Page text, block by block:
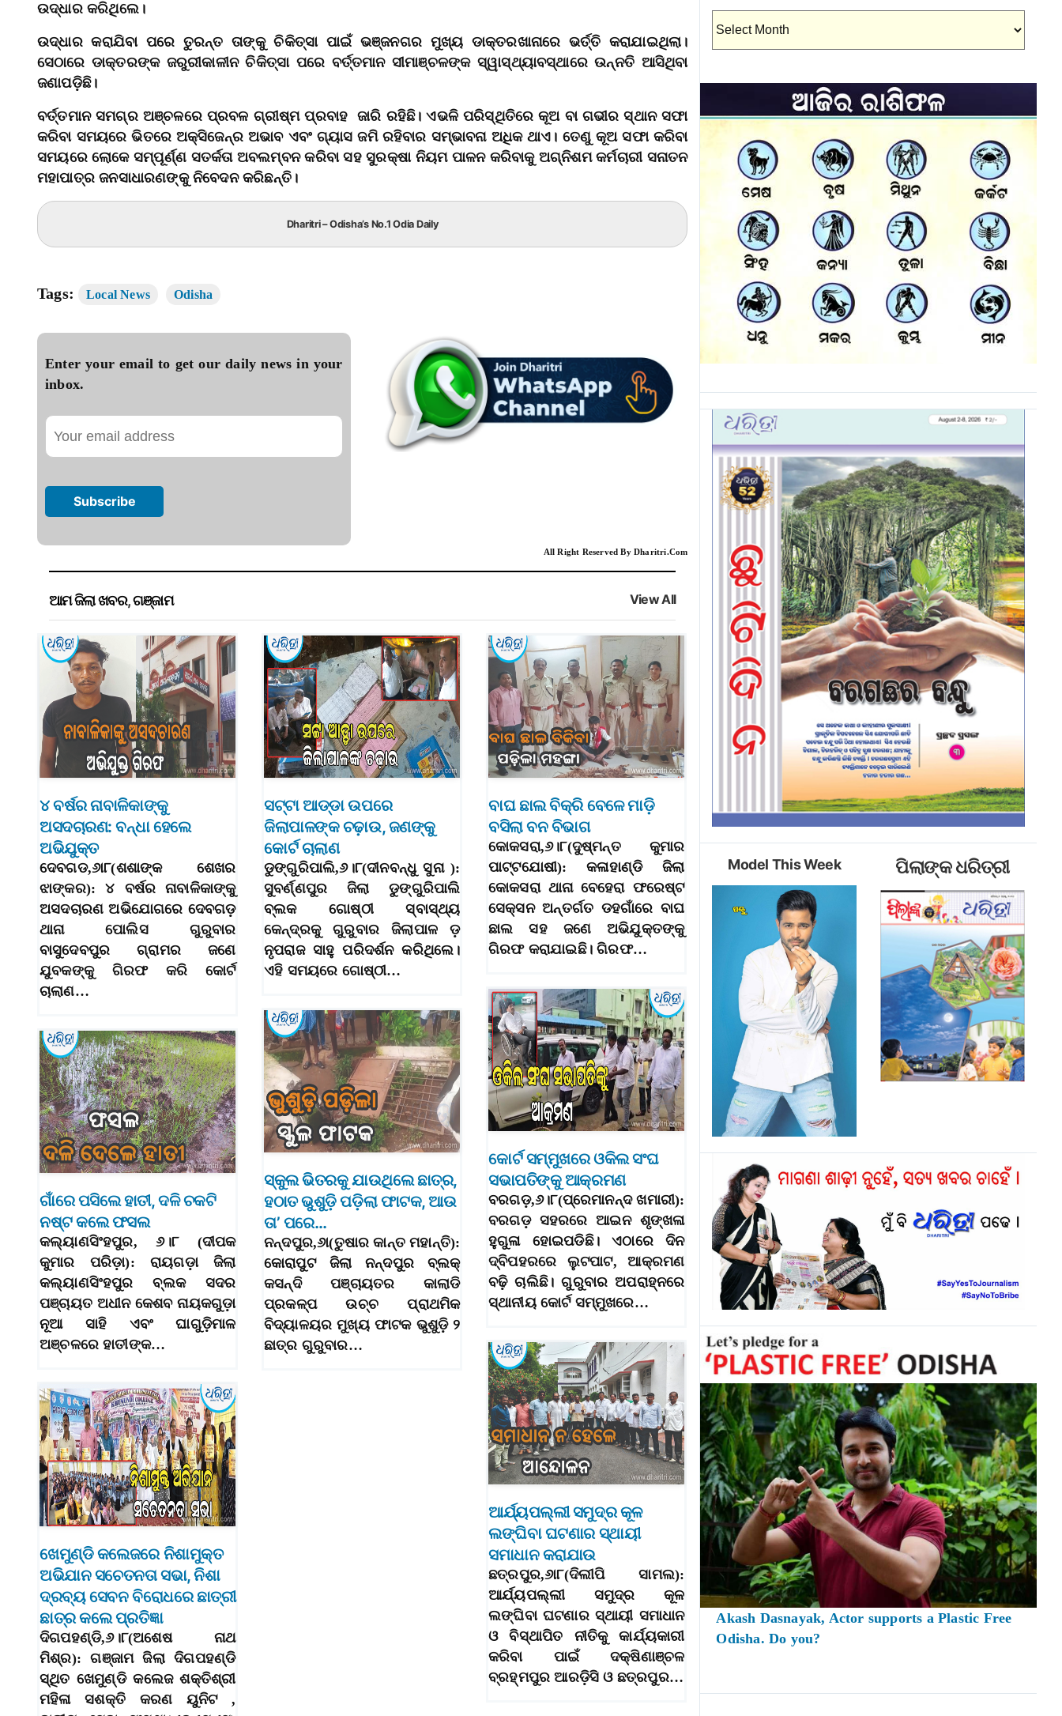
ଉଦ୍ଧାର କରିଥିଲେ।
ଉଦ୍ଧାର କରାଯିବା ପରେ ତୁରନ୍ତ ତାଙ୍କୁ ଚିକିତ୍ସା ପାଇଁ ଭଞ୍ଜନଗର ମୁଖ୍ୟ ଡାକ୍ତରଖାନାରେ ଭର୍ତ୍ତି କରାଯାଇଥିଲା।
ସେଠାରେ ଡାକ୍ତରଙ୍କ ଜରୁରୀକାଳୀନ ଚିକିତ୍ସା ପରେ ବର୍ତ୍ତମାନ ସୀମାଞ୍ଚଳଙ୍କ ସ୍ୱାସ୍ଥ୍ୟାବସ୍ଥାରେ ଉନ୍ନତି ଆସିଥିବା
ଜଣାପଡ଼ିଛି।
ବର୍ତ୍ତମାନ ସମଗ୍ର ଅଞ୍ଚଳରେ ପ୍ରବଳ ଗ୍ରୀଷ୍ମ ପ୍ରବାହ ଜାରି ରହିଛି। ଏଭଳି ପରିସ୍ଥିତିରେ କୂଅ ବା ଗଭୀର ସ୍ଥାନ ସଫା
କରିବା ସମୟରେ ଭିତରେ ଅକ୍ସିଜେନ୍‌ର ଅଭାବ ଏବଂ ଗ୍ୟାସ ଜମି ରହିବାର ସମ୍ଭାବନା ଅଧିକ ଥାଏ। ତେଣୁ କୂଅ ସଫା କରିବା
ସମୟରେ ଲୋକେ ସମ୍ପୂର୍ଣ୍ଣ ସତର୍କତା ଅବଲମ୍ବନ କରିବା ସହ ସୁରକ୍ଷା ନିୟମ ପାଳନ କରିବାକୁ ଅଗ୍ନିଶମ କର୍ମଚାରୀ ସନାତନ
ମହାପାତ୍ର ଜନସାଧାରଣଙ୍କୁ ନିବେଦନ କରିଛନ୍ତି।
Dharitri – Odisha’s No.1 Odia Daily
Tags: Local News Odisha
Enter your email to get our daily news in your
inbox.
All Right Reserved By Dharitri.Com
ଆମ ଜିଲା ଖବର,ଗଞ୍ଜାମ View All
୪ ବର୍ଷର ନାବାଳିକାଙ୍କୁ
ଅସଦଚାରଣ: ବନ୍ଧା ହେଲେ
ଅଭିଯୁକ୍ତ
ଦେବଗଡ,୬ା୮(ଶଶାଙ୍କ ଶେଖର
ଝାଙ୍କର): ୪ ବର୍ଷର ନାବାଳିକାଙ୍କୁ
ଅସଦଚାରଣ ଅଭିଯୋଗରେ ଦେବଗଡ଼
ଥାନା ପୋଲିସ ଗୁରୁବାର
ବାସୁଦେବପୁର ଗ୍ରାମର ଜଣେ
ଯୁବକଙ୍କୁ ଗିରଫ କରି କୋର୍ଟ
ଚାଲାଣ…
ସଟ୍ଟା ଆଡ୍ଡା ଉପରେ
ଜିଲାପାଳଙ୍କ ଚଢ଼ାଉ, ଜଣଙ୍କୁ
କୋର୍ଟ ଚାଲାଣ
ଡୁଙ୍ଗୁରିପାଲି,୬।୮(ଦୀନବନ୍ଧୁ ସୁନା ):
ସୁବର୍ଣ୍ଣପୁର ଜିଲା ଡୁଙ୍ଗୁରିପାଲି
ବ୍ଲକ ଗୋଷ୍ଠୀ ସ୍ବାସ୍ଥ୍ୟ
କେନ୍ଦ୍ରକୁ ଗୁରୁବାର ଜିଲାପାଳ ଡ଼
ନୃପରାଜ ସାହୁ ପରିଦର୍ଶନ କରିଥିଲେ।
ଏହି ସମୟରେ ଗୋଷ୍ଠୀ…
ବାଘ ଛାଲ ବିକ୍ରି ବେଳେ ମାଡ଼ି
ବସିଲା ବନ ବିଭାଗ
କୋକସରା,୬।୮(ଦୁଷ୍ମନ୍ତ କୁମାର
ପାଟ୍ଟଯୋଷୀ): କଳାହାଣ୍ଡି ଜିଲା
କୋକସରା ଥାନା ବେହେରା ଫରେଷ୍ଟ
ସେକ୍ସନ ଅନ୍ତର୍ଗତ ଡହଗାଁରେ ବାଘ
ଛାଲ ସହ ଜଣେ ଅଭିଯୁକ୍ତଙ୍କୁ
ଗିରଫ କରାଯାଇଛି। ଗିରଫ…
କୋର୍ଟ ସମ୍ମୁଖରେ ଓକିଲ ସଂଘ
ସଭାପତିଙ୍କୁ ଆକ୍ରମଣ
ବରଗଡ଼,୬।୮(ପ୍ରେମାନନ୍ଦ ଖମାରୀ):
ବରଗଡ଼ ସହରରେ ଆଇନ ଶୃଙ୍ଖଳା
ହୁଗୁଳା ହୋଇପଡିଛି। ଏଠାରେ ଦିନ
ଦ୍ବିପହରରେ ଲୁଟପାଟ, ଆକ୍ରମଣ
ବଢ଼ି ଚାଲିଛି। ଗୁରୁବାର ଅପରାହ୍ନରେ
ସ୍ଥାନୀୟ କୋର୍ଟ ସମ୍ମୁଖରେ…
ସ୍କୁଲ ଭିତରକୁ ଯାଉଥିଲେ ଛାତ୍ର,
ହଠାତ ଭୁଶୁଡ଼ି ପଡ଼ିଲା ଫାଟକ, ଆଉ
ତା’ ପରେ…
ନନ୍ଦପୁର,୬ା(ତୁଷାର କାନ୍ତ ମହାନ୍ତି):
କୋରାପୁଟ ଜିଲା ନନ୍ଦପୁର ବ୍ଲକ୍‌
କସନ୍ଦି ପଞ୍ଚାୟତର କାଲାଡି
ପ୍ରକଳ୍ପ ଉଚ୍ଚ ପ୍ରାଥମିକ
ବିଦ୍ୟାଳୟର ମୁଖ୍ୟ ଫାଟକ ଭୁଶୁଡ଼ି ୨
ଛାତ୍ର ଗୁରୁବାର…
ଗାଁରେ ପସିଲେ ହାତୀ, ଦଳି ଚକଟି
ନଷ୍ଟ କଲେ ଫସଲ
କଲ୍ୟାଣସିଂହପୁର, ୬।୮ (ଦୀପକ
କୁମାର ପରିଡ଼ା): ରାୟଗଡ଼ା ଜିଲା
କଲ୍ୟାଣସିଂହପୁର ବ୍ଲକ ସଦର
ପଞ୍ଚାୟତ ଅଧୀନ କେଶବ ନାୟକଗୁଡ଼ା
ନୂଆ ସାହି ଏବଂ ଘାଗୁଡ଼ିମାଳ
ଅଞ୍ଚଳରେ ହାତୀଙ୍କ…
ଆର୍ଯ୍ୟପଲ୍ଲୀ ସମୁଦ୍ର କୂଳ
ଲଙ୍ଘିବା ଘଟଣାର ସ୍ଥାୟୀ
ସମାଧାନ କରାଯାଉ
ଛତ୍ରପୁର,୬ା୮(ଦିଲୀପି ସାମଲ):
ଆର୍ଯ୍ୟପଲ୍ଲୀ ସମୁଦ୍ର କୂଳ
ଲଙ୍ଘିବା ଘଟଣାର ସ୍ଥାୟୀ ସମାଧାନ
ଓ ବିସ୍ଥାପିତ ନୀତିକୁ କାର୍ଯ୍ୟକାରୀ
କରିବା ପାଇଁ ଦକ୍ଷିଣାଞ୍ଚଳ
ବ୍ରହ୍ମପୁର ଆରଡ଼ିସି ଓ ଛତ୍ରପୁର…
ଖେମୁଣ୍ଡି କଲେଜରେ ନିଶାମୁକ୍ତ
ଅଭିଯାନ ସଚେତନତା ସଭା, ନିଶା
ଦ୍ରବ୍ୟ ସେବନ ବିରୋଧରେ ଛାତ୍ରୀ
ଛାତ୍ର କଲେ ପ୍ରତିଜ୍ଞା
ଦିଗପହଣ୍ଡି,୬।୮(ଅଶେଷ ନାଥ
ମିଶ୍ର): ଗଞ୍ଜାମ ଜିଲା ଦିଗପହଣ୍ଡି
ସ୍ଥିତ ଖେମୁଣ୍ଡି କଲେଜ ଶକ୍ତିଶ୍ରୀ
ମହିଳା ସଶକ୍ତି କରଣ ୟୁନିଟ ,
Archives
Model This Week ପିଲାଙ୍କ ଧରିତ୍ରୀ
Akash Dasnayak, Actor supports a Plastic Free
Odisha. Do you?